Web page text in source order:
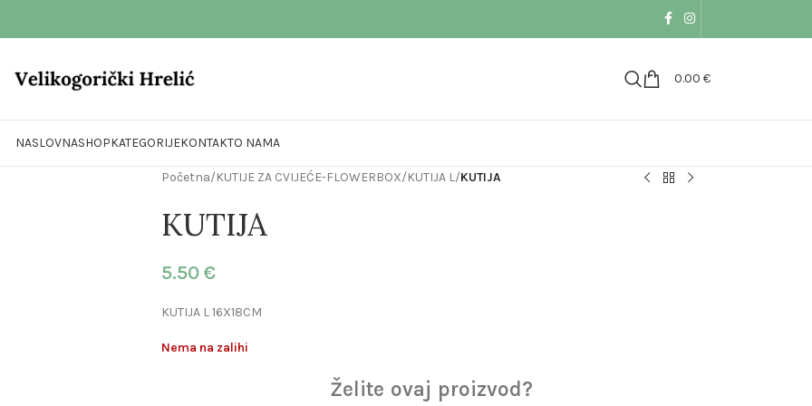
0.00 €
NASLOVNASHOPKATEGORIJEKONTAKTO NAMA
Početna/KUTIJE ZA CVIJEĆE-FLOWERBOX/KUTIJA L/KUTIJA
KUTIJA
5.50 €
KUTIJA L 16X18CM
Nema na zalihi
Želite ovaj proizvod?